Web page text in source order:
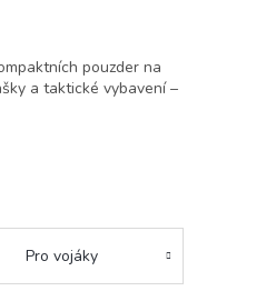
pouzder na
a taktické vybavení –
Pro vojáky